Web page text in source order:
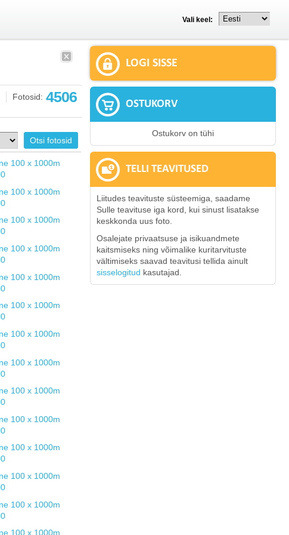
Vali keel:
Fotosid: 4506
LOGI SISSE
OSTUKORV
Ostukorv on tühi
TELLI TEAVITUSED
Liitudes teavituste süsteemiga, saadame
Sulle teavituse iga kord, kui sinust lisatakse
keskkonda uus foto.
Osalejate privaatsuse ja isikuandmete
kaitsmiseks ning võimalike kuritarvituste
vältimiseks saavad teavitusi tellida ainult
sisselogitud kasutajad.